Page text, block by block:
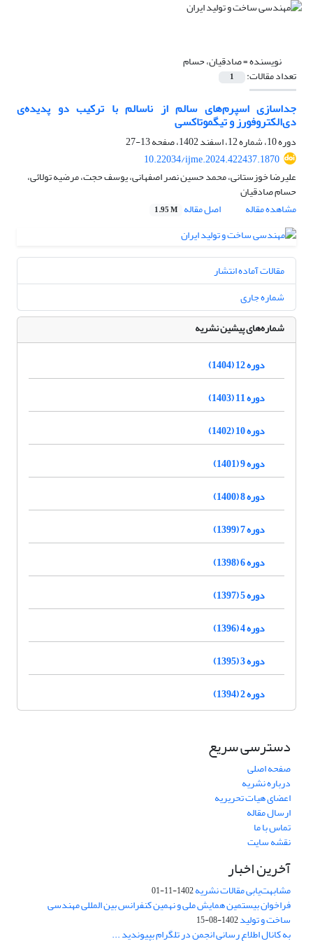
نویسنده =صادقیان، حسام
تعداد مقالات: 1
جداسازی اسپرم‌های سالم از ناسالم با ترکیب دو پدیده‌ی
دی‌الکتروفورز و تیگموتاکسی
دوره 10، شماره 12، اسفند 1402، صفحه
13-27
10.22034/ijme.2024.422437.1870
علیرضا خوزستانی، محمد حسین نصر اصفهانی، یوسف حجت، مرضیه تولائی،
حسام صادقیان
مشاهده مقاله
اصل مقاله 1.95 M
مقالات آماده انتشار
شماره جاری
شماره‌های پیشین نشریه
دوره 12 (1404)
دوره 11 (1403)
دوره 10 (1402)
دوره 9 (1401)
دوره 8 (1400)
دوره 7 (1399)
دوره 6 (1398)
دوره 5 (1397)
دوره 4 (1396)
دوره 3 (1395)
دوره 2 (1394)
دسترسی سریع
صفحه اصلی
درباره نشریه
اعضای هیات تحریریه
ارسال مقاله
تماس با ما
نقشه سایت
آخرین اخبار
مشابهت‌یابی مقالات نشریه1402-11-01
فراخوان بیستمین همایش ملی و نهمین کنفرانس بین المللی مهندسی
ساخت و تولید1402-08-15
به کانال اطلاع رسانی انجمن در تلگرام بپیوندید ...